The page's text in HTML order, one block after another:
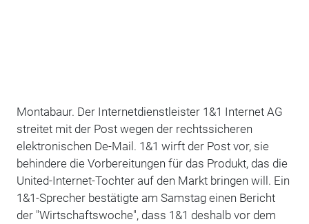
Montabaur. Der Internetdienstleister 1&1 Internet AG
streitet mit der Post wegen der rechtssicheren
elektronischen De-Mail. 1&1 wirft der Post vor, sie
behindere die Vorbereitungen für das Produkt, das die
United-Internet-Tochter auf den Markt bringen will. Ein
1&1-Sprecher bestätigte am Samstag einen Bericht
der "Wirtschaftswoche", dass 1&1 deshalb vor dem